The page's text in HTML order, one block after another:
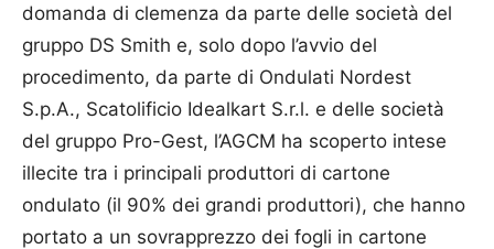
domanda di clemenza da parte delle società del
gruppo DS Smith e, solo dopo l’avvio del
procedimento, da parte di Ondulati Nordest
S.p.A., Scatolificio Idealkart S.r.l. e delle società
del gruppo Pro-Gest, l’AGCM ha scoperto intese
illecite tra i principali produttori di cartone
ondulato (il 90% dei grandi produttori), che hanno
portato a un sovrapprezzo dei fogli in cartone